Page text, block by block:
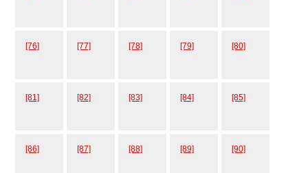
[76] [77] [78] [79] [80]
[81] [82] [83] [84] [85]
[86] [87] [88] [89] [90]